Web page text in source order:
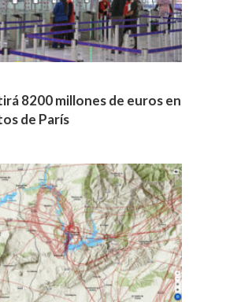
8200 millones de euros en
de París